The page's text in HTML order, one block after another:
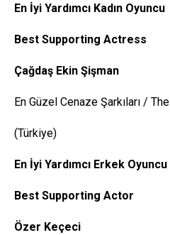
En İyi Yardımcı Kadın Oyuncu
Best Supporting Actress
Çağdaş Ekin Şişman
En Güzel Cenaze Şarkıları /
(Türkiye)
En İyi Yardımcı Erkek Oyuncu
Best Supporting Actor
Özer Keçeci